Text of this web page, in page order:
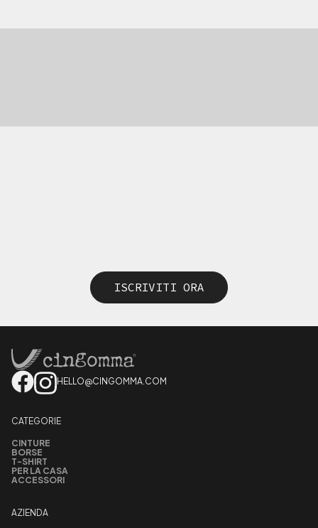
ISCRIVITI ORA
HELLO@CINGOMMA.COM
CATEGORIE
CINTURE
BORSE
T-SHIRT
PER LA CASA
ACCESSORI
AZIENDA